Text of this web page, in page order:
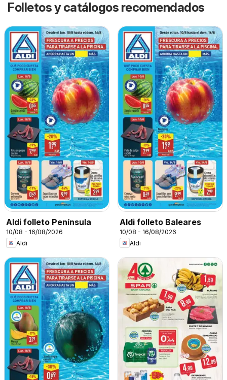
Folletos y catálogos recomendados
Aldi folleto Península
10/08 - 16/08/2026
Aldi
Aldi folleto Baleares
10/08 - 16/08/2026
Aldi